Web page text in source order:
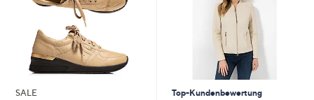
SALE
Top-Kundenbewertung